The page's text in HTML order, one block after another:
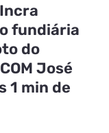
fundiária
do
José
1 min de